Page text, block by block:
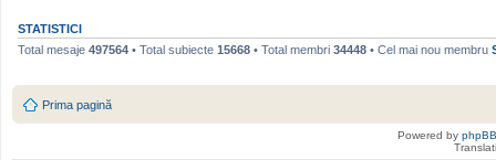
STATISTICI
Total mesaje 497564 • Total subiecte 15668 • Total membri 34448 • Cel mai nou membru
Prima pagină
Powered by phpBB